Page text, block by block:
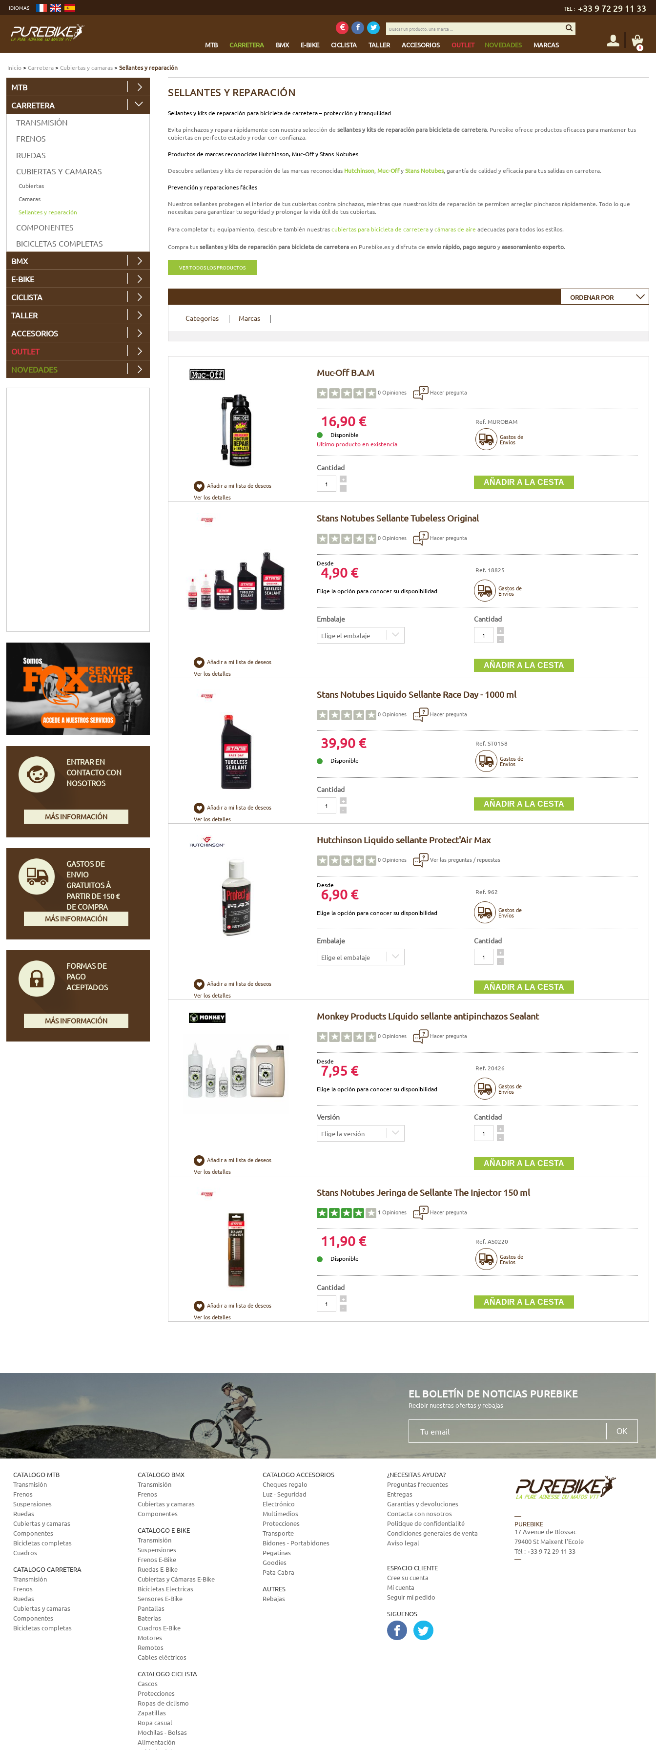
más
Ir
menú
Buscar
TEL : +33 9 72 29 11 33
IDIOMAS
MTB CARRETERA BMX E-BIKE CICLISTA TALLER ACCESORIOS OUTLET NOVEDADES MARCAS
Buscar
un
una
marca
0
Inicio>Carretera>Cubiertas y camaras>Sellantes y reparación
SELLANTES Y REPARACIÓN
Sellantes y kits de reparación para bicicleta de carretera – protección y tranquilidad
Evita pinchazos y repara rápidamente con nuestra selección de sellantes y kits de reparación para bicicleta de carretera. Purebike ofrece productos eficaces para mantener tus
cubiertas en perfecto estado y rodar con confianza.
Productos de marcas reconocidas Hutchinson, Muc-Off y Stans Notubes
Descubre sellantes y kits de reparación de las marcas reconocidas Hutchinson, Muc-OffyStans Notubes, garantía de calidad y eficacia para tus salidas en carretera.
Prevención y reparaciones fáciles
Nuestros sellantes protegen el interior de tus cubiertas contra pinchazos, mientras que nuestros kits de reparación te permiten arreglar pinchazos rápidamente. Todo lo que
necesitas para garantizar tu seguridad y prolongar la vida útil de tus cubiertas.
Para completar tu equipamiento, descubre también nuestrascubiertas para bicicleta de carreteraycámaras de aire adecuadas para todos los estilos.
Compra tussellantes y kits de reparación para bicicleta de carreteraen Purebike.es y disfruta de envío rápido, pago seguroyasesoramiento experto.
VER TODOS LOS PRODUCTOS
ORDENAR POR
Categorias Marcas
Muc-Off B.A.M
0Opiniones Hacer pregunta
Añadir a mi lista de deseos
Ver los detalles
16,90 €
Ref. MUROBAM
Disponible
Ultimo producto en existencía
Gastos de
Envíos
Cantidad
Cantidad
+
-
Stans Notubes Sellante Tubeless Original
0Opiniones Hacer pregunta
Añadir a mi lista de deseos
Ver los detalles
Desde
4,90 € Ref. 18825
Elige la opción para conocer su disponibilidad Gastos de
Envíos
Embalaje
Elige el embalaje
Cantidad
Cantidad
+
-
Stans Notubes Liquido Sellante Race Day - 1000 ml
0Opiniones Hacer pregunta
Añadir a mi lista de deseos
Ver los detalles
39,90 € Ref. ST0158
Disponible Gastos de
Envíos
Cantidad
Cantidad
+
-
Hutchinson Liquido sellante Protect'Air Max
0Opiniones Ver las preguntas / repuestas
Añadir a mi lista de deseos
Ver los detalles
Desde
6,90 € Ref. 962
Elige la opción para conocer su disponibilidad Gastos de
Envíos
Embalaje
Elige el embalaje
Cantidad
Cantidad
+
-
Monkey Products Líquido sellante antipinchazos Sealant
0Opiniones Hacer pregunta
Añadir a mi lista de deseos
Ver los detalles
Desde
7,95 € Ref. 20426
Elige la opción para conocer su disponibilidad Gastos de
Envíos
Versión
Elige la versión
Cantidad
Cantidad
+
-
Stans Notubes Jeringa de Sellante The Injector 150 ml
1 Opiniones Hacer pregunta
Añadir a mi lista de deseos
Ver los detalles
11,90 € Ref. AS0220
Disponible Gastos de
Envíos
Cantidad
Cantidad
+
-
MTB
CARRETERA
TRANSMISIÓN
FRENOS
RUEDAS
CUBIERTAS Y CAMARAS
Cubiertas
Camaras
Sellantes y reparación
COMPONENTES
BICICLETAS COMPLETAS
BMX
E-BIKE
CICLISTA
TALLER
ACCESORIOS
OUTLET
NOVEDADES
ENTRAR EN
CONTACTO CON
NOSOTROS
MÁS INFORMACIÓN
GASTOS DE
ENVIO
GRATUITOS À
PARTIR DE 150 €
DE COMPRA
MÁS INFORMACIÓN
FORMAS DE
PAGO
ACEPTADOS
MÁS INFORMACIÓN
EL BOLETÍN DE NOTICIAS PUREBIKE
Recibir nuestras ofertas y rebajas
Tu
email
CATALOGO MTB
Transmisión
Frenos
Suspensiones
Ruedas
Cubiertas y camaras
Componentes
Bicicletas completas
Cuadros
CATALOGO CARRETERA
Transmisión
Frenos
Ruedas
Cubiertas y camaras
Componentes
Bicicletas completas
CATALOGO BMX
Transmisión
Frenos
Cubiertas y camaras
Componentes
CATALOGO E-BIKE
Transmisión
Suspensiones
Frenos E-Bike
Ruedas E-Bike
Cubiertas y Cámaras E-Bike
Bicicletas Electricas
Sensores E-Bike
Pantallas
Baterías
Cuadros E-Bike
Motores
Remotos
Cables eléctricos
CATALOGO CICLISTA
Cascos
Protecciones
Ropas de ciclismo
Zapatillas
Ropa casual
Mochilas - Bolsas
Alimentación
CATALOGO ACCESORIOS
Cheques regalo
Luz - Seguridad
Electrónico
Multimedios
Protecciones
Transporte
Bidones - Portabidones
Pegatinas
Goodies
Pata Cabra
AUTRES
Rebajas
¿NECESITAS AYUDA?
Preguntas frecuentes
Entregas
Garantias y devoluciones
Contacta con nosotros
Politique de confidentialité
Condiciones generales de venta
Aviso legal
ESPACIO CLIENTE
Cree su cuenta
Mí cuenta
Seguir mí pedido
SIGUENOS
PUREBIKE
17 Avenue de Blossac
79400St Maixent l'Ecole
Tél :+33 9 72 29 11 33